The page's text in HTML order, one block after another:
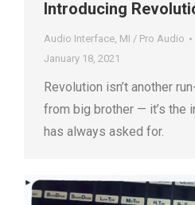
Introducing
Audio Interface, MI / Pro Audio
January 18, 2021
Revolution isn’t another
from big brother — it’s the
has always asked for.